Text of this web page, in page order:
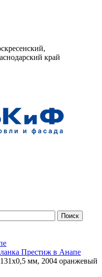
край
Престиж в Анапе
мм, 2004 оранжевый